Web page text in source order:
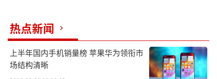
热点新闻
上半年国内手机销量榜 苹果华为领衔市
场结构清晰